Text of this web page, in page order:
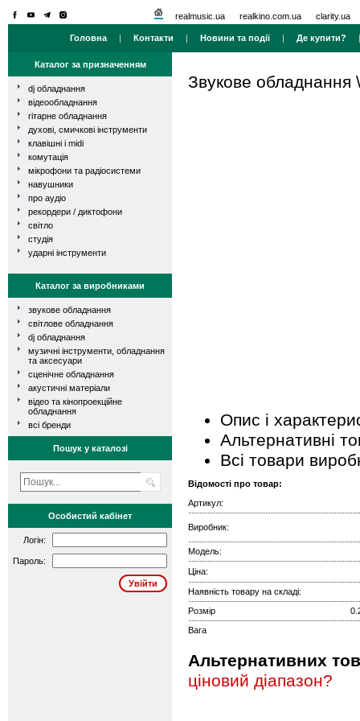
realmusic.ua realkino.com.ua clarity.ua
Головна | Контакти | Новини та події| Де купити?
Каталог за призначенням
dj обладнання
відеообладнання
гітарне обладнання
духові, смичкові інструменти
клавішні і midi
комутація
мікрофони та радіосистеми
навушники
про аудіо
рекордери / диктофони
світло
студія
ударні інструменти
Каталог за виробниками
звукове обладнання
світлове обладнання
dj обладнання
музичні інструменти, обладнання
та аксесуари
сценічне обладнання
акустичні матеріали
відео та кінопроекційне
обладнання
всі бренди
Пошук у каталозі
Особистий кабінет
Логін:
Пароль:
Звукове обладнання
Опис і
Альтернативні
Всі товари
Відомості про товар:
Артикул:
Виробник:
Модель:
Ціна:
Наявність товару на складі:
Розмір
Вага
Альтернативних
ціновий діапазон?